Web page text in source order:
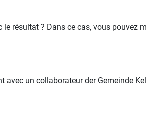
résultat ? Dans ce cas, vous pouvez
un collaborateur der Gemeinde